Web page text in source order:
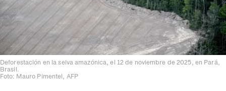
Deforestación en la selva amazónica, el 12 de noviembre de 2025, en Pará,
Brasil.
Foto: Mauro Pimentel, AFP